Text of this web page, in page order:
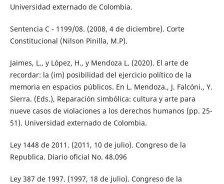
Universidad externado de Colombia.
Sentencia C - 1199/08. (2008, 4 de diciembre). Corte
Constitucional (Nilson Pinilla, M.P).
Jaimes, L., y López, H., y Mendoza L. (2020). El arte de
recordar: la (im) posibilidad del ejercicio político de la
memoria en espacios públicos. En L. Mendoza., J. Falcóni., Y.
Sierra. (Eds.), Reparación simbólica: cultura y arte para
nueve casos de violaciones a los derechos humanos (pp. 25-
51). Universidad externado de Colombia.
Ley 1448 de 2011. (2011, 10 de julio). Congreso de la
Republica. Diario oficial No. 48.096
Ley 387 de 1997. (1997, 18 de julio). Congreso de la